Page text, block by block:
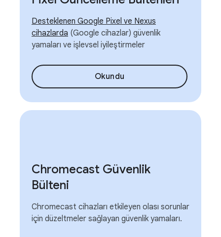
Desteklenen Google Pixel ve Nexus
cihazlarda (Google cihazlar) güvenlik
yamaları ve işlevsel iyileştirmeler
Okundu
Chromecast Güvenlik
Bülteni
Chromecast cihazları etkileyen olası sorunlar
için düzeltmeler sağlayan güvenlik yamaları.